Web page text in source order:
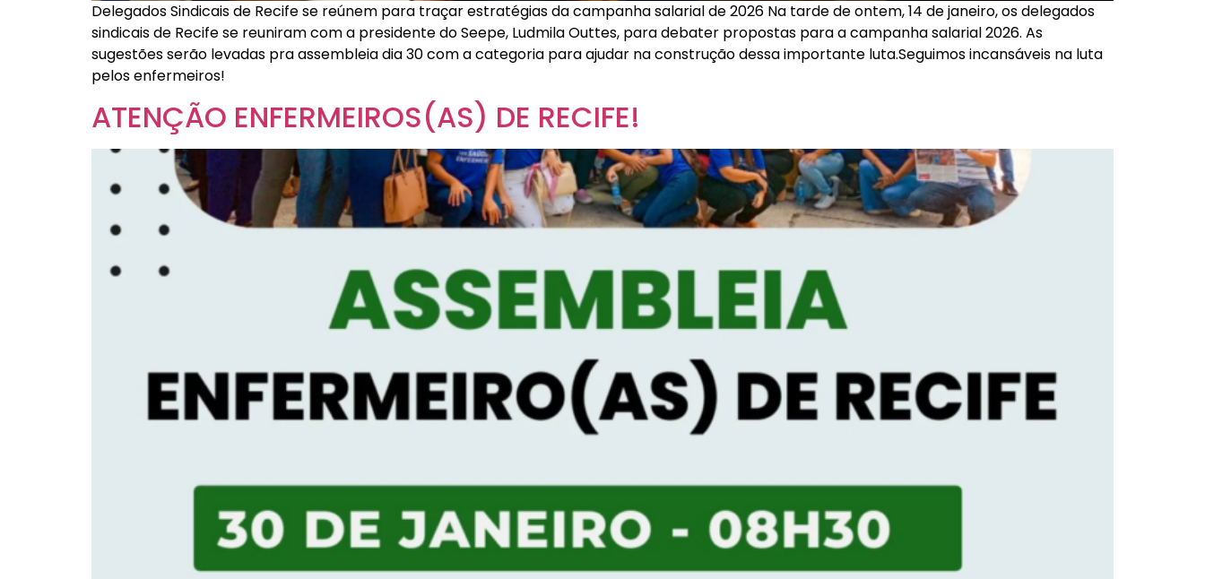
Delegados Sindicais de Recife se reúnem para traçar estratégias da campanha salarial de 2026 Na tarde de ontem, 14 de janeiro, os delegados
sindicais de Recife se reuniram com a presidente do Seepe, Ludmila Outtes, para debater propostas para a campanha salarial 2026. As
sugestões serão levadas pra assembleia dia 30 com a categoria para ajudar na construção dessa importante luta.Seguimos incansáveis na luta
pelos enfermeiros!
ATENÇÃO ENFERMEIROS(AS) DE RECIFE!